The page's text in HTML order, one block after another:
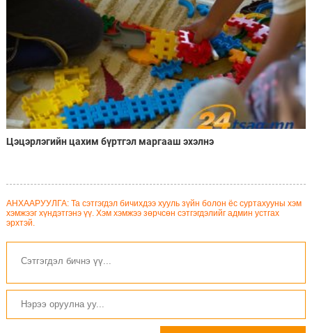
Цэцэрлэгийн цахим бүртгэл маргааш эхэлнэ
АНХААРУУЛГА: Та сэтгэгдэл бичихдээ хууль зүйн болон ёс суртахууны хэм
хэмжээг хүндэтгэнэ үү. Хэм хэмжээ зөрчсөн сэтгэгдэлийг админ устгах
эрхтэй.